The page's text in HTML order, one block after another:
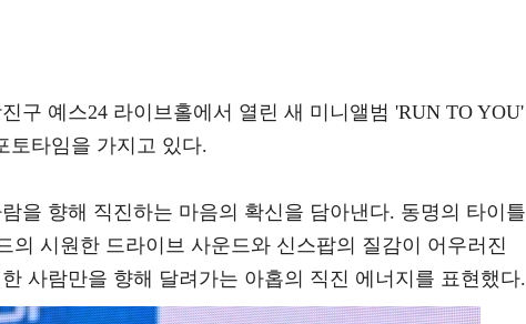
구 예스24 라이브홀에서 열린 새 미니앨범 'RUN TO YOU'
토타임을 가지고 있다.
을 향해 직진하는 마음의 확신을 담아낸다. 동명의 타이틀
의 시원한 드라이브 사운드와 신스팝의 질감이 어우러진
사람만을 향해 달려가는 아홉의 직진 에너지를 표현했다.